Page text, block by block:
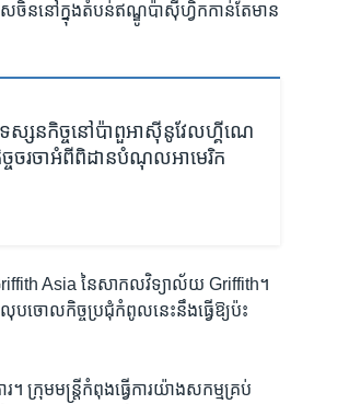
ស​ចិន​នៅ​ក្នុង​តំបន់​ឥណ្ឌូប៉ាស៊ីហ្វិក​កាន់​តែ​មាន​
នកិច្ច​​​នៅ​ប៉ាពួ​អាស៊ី​នូវែល​ហ្គីណេ​​
ច​ចរចា​អំពី​ពិដាន​​​បំណុល​​អាមេរិក
Griffith Asia នៃ​សាកលវិទ្យាល័យ Griffith។
បចោល​កិច្ចប្រជុំ​កំពូល​នេះ​នឹង​ធ្វើ​ឱ្យ​ប៉ះ
ក្រុម​មន្ត្រី​កំពុង​ធ្វើ​ការ​យ៉ាង​សកម្ម​គ្រប់​